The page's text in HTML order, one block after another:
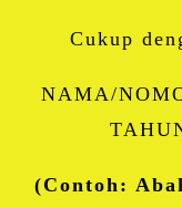
Cukup
NAMA/
(Contoh: